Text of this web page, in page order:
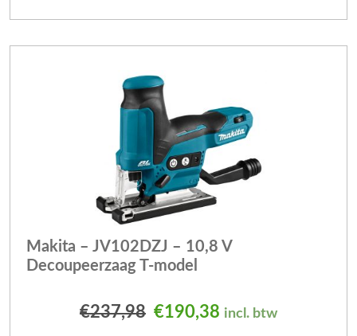
Makita – JV102DZJ – 10,8 V
Decoupeerzaag T-model
€237,98 Oorspronkelijke prijs
€190,38 Huidige prijs is:
incl. btw